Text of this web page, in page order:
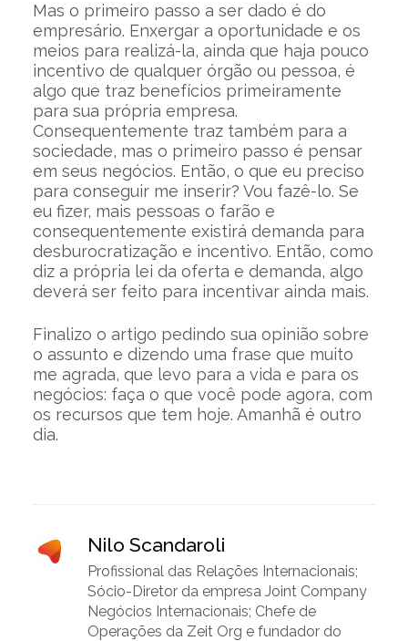
Mas o primeiro passo a ser dado é do
empresário. Enxergar a oportunidade e os
meios para realizá-la, ainda que haja pouco
incentivo de qualquer órgão ou pessoa, é
algo que traz benefícios primeiramente
para sua própria empresa.
Consequentemente traz também para a
sociedade, mas o primeiro passo é pensar
em seus negócios. Então, o que eu preciso
para conseguir me inserir? Vou fazê-lo. Se
eu fizer, mais pessoas o farão e
consequentemente existirá demanda para
desburocratização e incentivo. Então, como
diz a própria lei da oferta e demanda, algo
deverá ser feito para incentivar ainda mais.
Finalizo o artigo pedindo sua opinião sobre
o assunto e dizendo uma frase que muito
me agrada, que levo para a vida e para os
negócios: faça o que você pode agora, com
os recursos que tem hoje. Amanhã é outro
dia.
Nilo Scandaroli
Profissional das Relações Internacionais;
Sócio-Diretor da empresa Joint Company
Negócios Internacionais; Chefe de
Operações da Zeit Org e fundador do